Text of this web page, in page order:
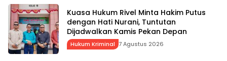
Kuasa Hukum Rivel Minta Hakim Putus
dengan Hati Nurani, Tuntutan
Dijadwalkan Kamis Pekan Depan
Hukum Kriminal 7 Agustus 2026